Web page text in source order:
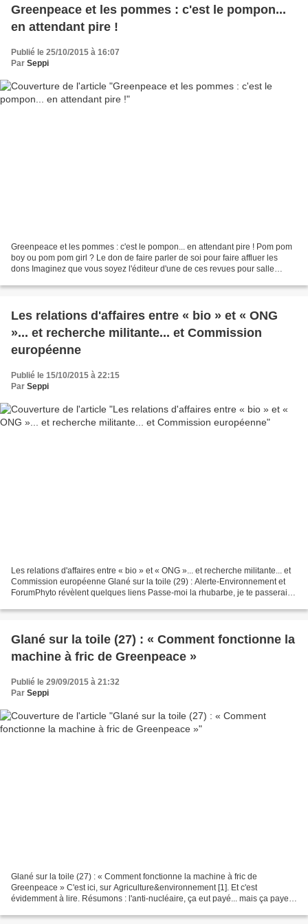
Greenpeace et les pommes : c'est le pompon...
en attendant pire !
Publié le 25/10/2015 à 16:07
Par Seppi
Greenpeace et les pommes : c'est le pompon... en attendant pire ! Pom pom
boy ou pom pom girl ? Le don de faire parler de soi pour faire affluer les
dons Imaginez que vous soyez l'éditeur d'une de ces revues pour salle
Les relations d'affaires entre « bio » et « ONG
»... et recherche militante... et Commission
européenne
Publié le 15/10/2015 à 22:15
Par Seppi
Les relations d'affaires entre « bio » et « ONG »... et recherche militante... et
Commission européenne Glané sur la toile (29) : Alerte-Environnement et
ForumPhyto révèlent quelques liens Passe-moi la rhubarbe, je te passerai le
Glané sur la toile (27) : « Comment fonctionne la
machine à fric de Greenpeace »
Publié le 29/09/2015 à 21:32
Par Seppi
Glané sur la toile (27) : « Comment fonctionne la machine à fric de
Greenpeace » C'est ici, sur Agriculture&environnement [1]. Et c'est
évidemment à lire. Résumons : l'anti-nucléaire, ça eut payé... mais ça paye